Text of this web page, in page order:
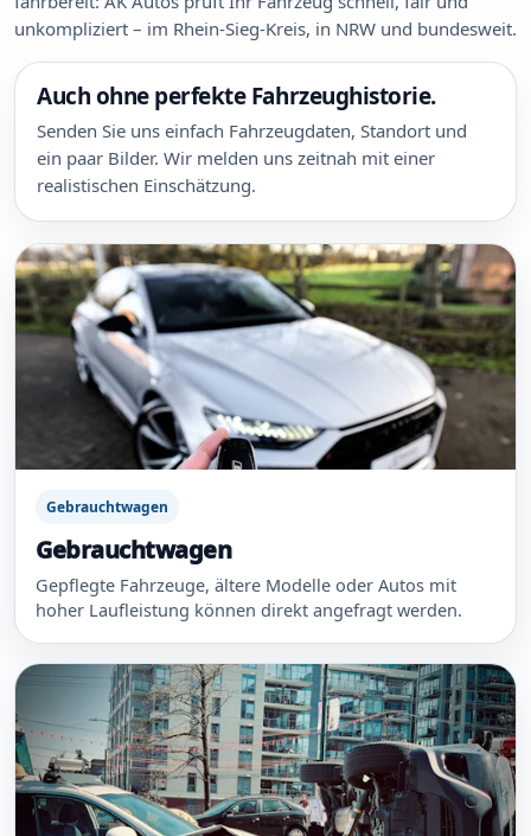
unkompliziert – im Rhein-Sieg-Kreis, in NRW und bundesweit.
Auch ohne perfekte Fahrzeughistorie.
Senden Sie uns einfach Fahrzeugdaten, Standort und
ein paar Bilder. Wir melden uns zeitnah mit einer
realistischen Einschätzung.
Gebrauchtwagen
Gebrauchtwagen
Gepflegte Fahrzeuge, ältere Modelle oder Autos mit
hoher Laufleistung können direkt angefragt werden.